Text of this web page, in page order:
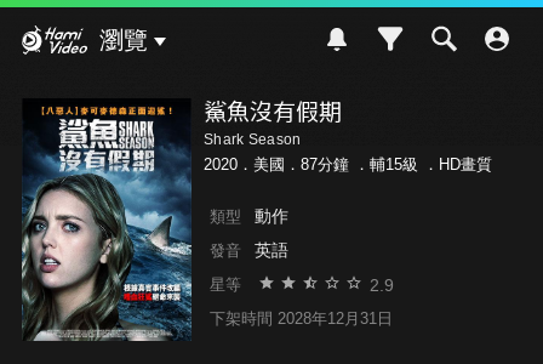
瀏覽
鯊魚沒有假期
Shark Season
2020．美國．87分鐘 ． 輔15級 ．HD畫質
類型 動作
發音 英語
星等 2.9
下架時間 2028年12月31日